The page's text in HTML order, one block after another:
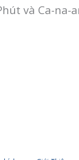
và Ca-na-